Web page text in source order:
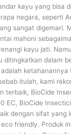
kayu yang bisa
negara, seperti
sangat digemari.
mahoni
kayu jati.
ditingkatkan dalam
ketahanannya
itulah, kami
terbaik, BioCide
EC, BioCide
dengan sifat yang
friendly. Produk